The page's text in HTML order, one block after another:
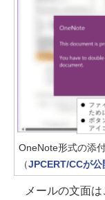
OneNote形式の添
（JPCERT/CCが公
メールの文面は